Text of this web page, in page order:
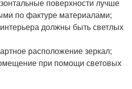
поверхности лучше
по фактуре материалами;
должны быть светлых
расположение зеркал;
при помощи световых